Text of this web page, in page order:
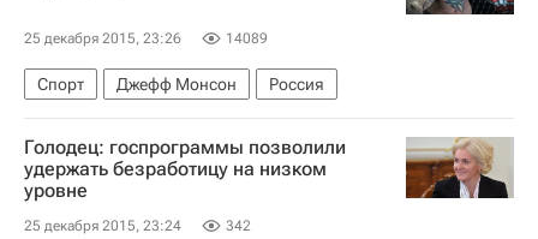
25 декабря 2015, 23:26 14089
Спорт Джефф Монсон Россия
Голодец: госпрограммы позволили
удержать безработицу на низком
уровне
25 декабря 2015, 23:24 342